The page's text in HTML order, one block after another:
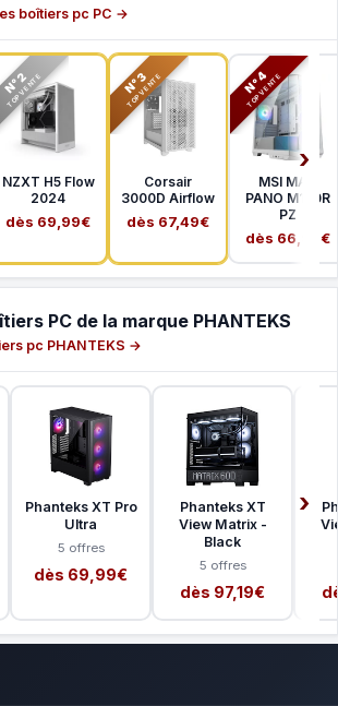
boîtiers pc PC →
N°2
TOP VENTE
NZXT H5 Flow
2024
dès 69,99€
N°3
TOP VENTE
Corsair
3000D Airflow
dès 67,49€
N°4
TOP VENTE
MSI MAG
PANO M100R
PZ
dès 66,99€
PC de la marque PHANTEKS
pc PHANTEKS →
Phanteks XT Pro
Ultra
5 offres
dès 69,99€
Phanteks XT
View Matrix -
Black
5 offres
dès 97,19€